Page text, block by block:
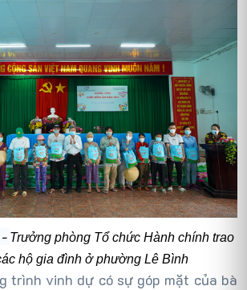
- Trưởng phòng Tổ chức Hành chính trao
hộ gia đình ở phường Lê Bình
trình vinh dự có sự góp mặt của bà